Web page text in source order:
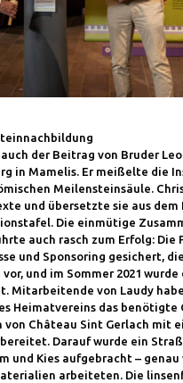
der Beitrag von Bruder
in Mamelis. Er meißelte die
Meilensteinsäule.
und übersetzte sie aus
Die einmütige
auch rasch zum Erfolg: Die
und Sponsoring gesichert,
vor, und im Sommer 2021
Mitarbeitende von Laudy
Heimatvereins das benötigte
von Château Sint Gerlach mit
Darauf wurde ein
und Kies aufgebracht – genau
arbeiteten. Die